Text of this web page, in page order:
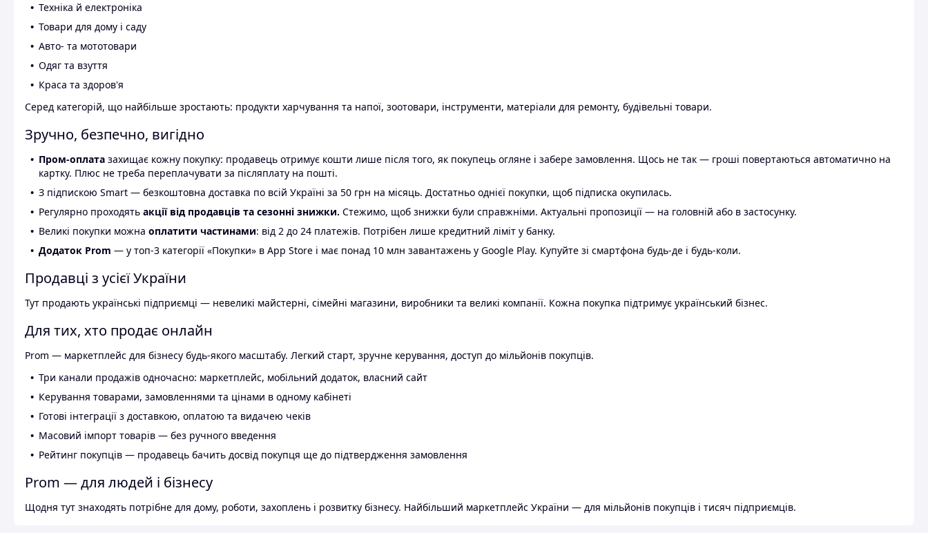
Техніка й електроніка
Товари для дому і саду
Авто- та мототовари
Одяг та взуття
Краса та здоров'я
Серед категорій, що найбільше зростають: продукти харчування та напої, зоотовари, інструменти, матеріали для ремонту, будівельні товари.
Зручно, безпечно, вигідно
Пром-оплата захищає кожну покупку: продавець отримує кошти лише після того, як покупець огляне і забере замовлення. Щось не так — гроші повертаються автоматично на
картку. Плюс не треба переплачувати за післяплату на пошті.
З підпискою Smart — безкоштовна доставка по всій Україні за 50 грн на місяць. Достатньо однієї покупки, щоб підписка окупилась.
Регулярно проходять акції від продавців та сезонні знижки. Стежимо, щоб знижки були справжніми. Актуальні пропозиції — на головній або в застосунку.
Великі покупки можна оплатити частинами: від 2 до 24 платежів. Потрібен лише кредитний ліміт у банку.
Додаток Prom — у топ-3 категорії «Покупки» в App Store і має понад 10 млн завантажень у Google Play. Купуйте зі смартфона будь-де і будь-коли.
Продавці з усієї України
Тут продають українські підприємці — невеликі майстерні, сімейні магазини, виробники та великі компанії. Кожна покупка підтримує український бізнес.
Для тих, хто продає онлайн
Prom — маркетплейс для бізнесу будь-якого масштабу. Легкий старт, зручне керування, доступ до мільйонів покупців.
Три канали продажів одночасно: маркетплейс, мобільний додаток, власний сайт
Керування товарами, замовленнями та цінами в одному кабінеті
Готові інтеграції з доставкою, оплатою та видачею чеків
Масовий імпорт товарів — без ручного введення
Рейтинг покупців — продавець бачить досвід покупця ще до підтвердження замовлення
Prom — для людей і бізнесу
Щодня тут знаходять потрібне для дому, роботи, захоплень і розвитку бізнесу. Найбільший маркетплейс України — для мільйонів покупців і тисяч підприємців.